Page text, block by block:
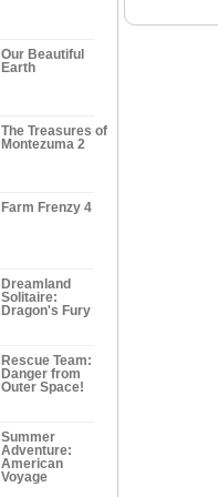
Our Beautiful
Earth
The Treasures of
Montezuma 2
Farm Frenzy 4
Dreamland
Solitaire:
Dragon's Fury
Rescue Team:
Danger from
Outer Space!
Summer
Adventure:
American
Voyage